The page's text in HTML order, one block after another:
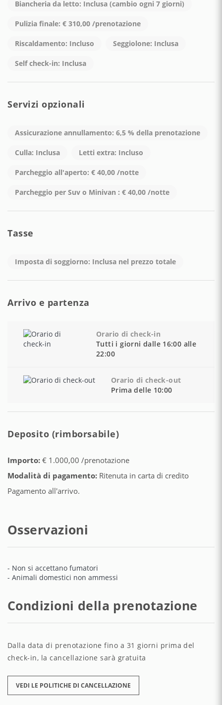
partenza. E' possibile parcheggiare su strada, ma potrebbe
Raccomandiamo di raggiungerci con autista privato.
Il centro del paese non è distante. A pochi min a piedi ci
sono:
- Supermarket e macelleria
- Inizio del sentiero degli Dei
NOTA: Tutti questi luoghi sono accessibili solo scendendo
scale, a causa della configurazione tipica di Praiano, dove
molti servizi si trovano più in basso rispetto all'abitazione.
Biancheria da letto: Inclusa (cambio ogni 7 giorni)
Pulizia finale: € 310,00 /prenotazione
Riscaldamento: Incluso Seggiolone: Inclusa
Self check-in: Inclusa
Servizi opzionali
Assicurazione annullamento: 6,5 % della prenotazione
Culla: Inclusa Letti extra: Incluso
Parcheggio all'aperto: € 40,00 /notte
Parcheggio per Suv o Minivan : € 40,00 /notte
Tasse
Imposta di soggiorno: Inclusa nel prezzo totale
Arrivo e partenza
Orario di check-in
Tutti i giorni dalle 16:00 alle
22:00
Orario di check-out
Prima delle 10:00
Deposito (rimborsabile)
Importo: € 1.000,00 /prenotazione
Modalità di pagamento: Ritenuta in carta di credito
Pagamento all'arrivo.
Osservazioni
- Non si accettano fumatori
- Animali domestici non ammessi
Condizioni della prenotazione
Dalla data di prenotazione fino a 31 giorni prima del
check-in, la cancellazione sarà gratuita
VEDI LE POLITICHE DI CANCELLAZIONE